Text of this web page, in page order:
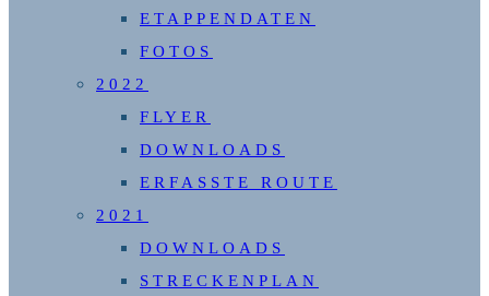
ETAPPENDATEN
FOTOS
2022
FLYER
DOWNLOADS
ERFASSTE ROUTE
2021
DOWNLOADS
STRECKENPLAN